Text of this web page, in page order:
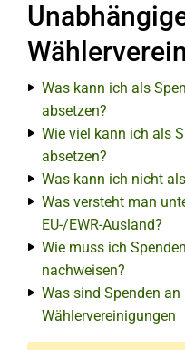
Was kann ich als
absetzen?
Wie viel kann ich als
absetzen?
Was kann ich nicht
Was versteht man
EU-/EWR-Ausland?
Wie muss ich
nachweisen?
Was sind Spenden
Wählervereinigungen